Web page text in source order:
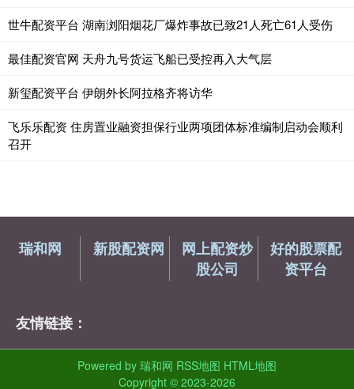
世牛配资平台 湖南浏阳烟花厂爆炸事故已致21人死亡61人受伤
最佳配资官网 天舟九号货运飞船已受控再入大气层
新玺配资平台 伊朗外长阿拉格齐将访华
飞乐乐配资 住房置业融资担保行业两项团体标准编制启动会顺利
召开
瑞和网 新股配资网
网上配资炒
股公司
好的股票配
资平台
友情链接：
Powered by 瑞和网 RSS地图 HTML地图
Copyright © 2023-2026